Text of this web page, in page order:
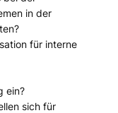
in der
für interne
ein?
sich für